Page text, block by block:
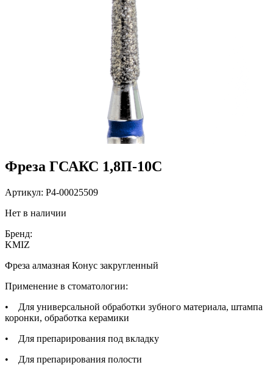
Фреза ГСАКС 1,8П-10С
Артикул: P4-00025509
Нет в наличии
Бренд:
KMIZ
Фреза алмазная Конус закругленный
Применение в стоматологии:
• Для универсальной обработки зубного материала, штампа
коронки, обработка керамики
• Для препарирования под вкладку
• Для препарирования полости